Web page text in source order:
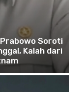
Prabowo Soroti
Kalah dari